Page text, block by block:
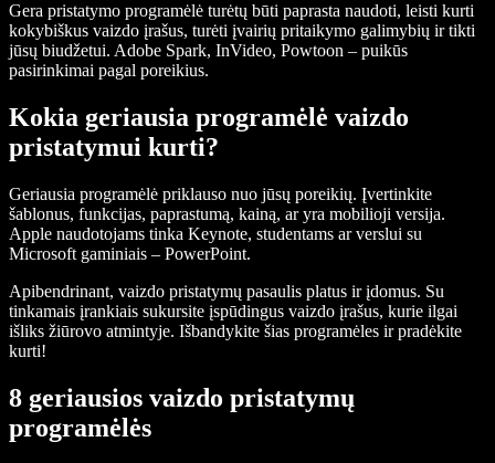
Gera pristatymo programėlė turėtų būti paprasta naudoti, leisti kurti
kokybiškus vaizdo įrašus, turėti įvairių pritaikymo galimybių ir tikti
jūsų biudžetui. Adobe Spark, InVideo, Powtoon – puikūs
pasirinkimai pagal poreikius.
Kokia geriausia programėlė vaizdo
pristatymui kurti?
Geriausia programėlė priklauso nuo jūsų poreikių. Įvertinkite
šablonus, funkcijas, paprastumą, kainą, ar yra mobilioji versija.
Apple naudotojams tinka Keynote, studentams ar verslui su
Microsoft gaminiais – PowerPoint.
Apibendrinant, vaizdo pristatymų pasaulis platus ir įdomus. Su
tinkamais įrankiais sukursite įspūdingus vaizdo įrašus, kurie ilgai
išliks žiūrovo atmintyje. Išbandykite šias programėles ir pradėkite
kurti!
8 geriausios vaizdo pristatymų
programėlės